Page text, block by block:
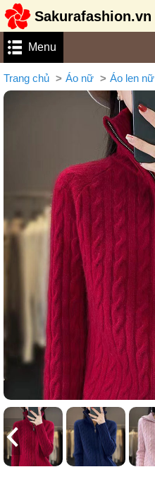
Sakurafashion.vn
Menu
Trang chủ Áo nữ Áo len nữ